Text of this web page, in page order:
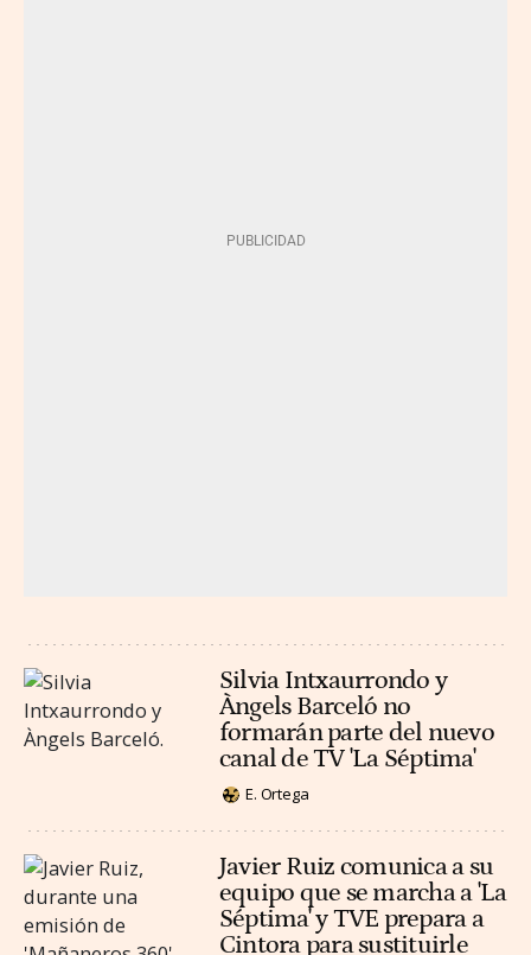
Silvia Intxaurrondo y
Àngels Barceló no
formarán parte del nuevo
canal de TV 'La Séptima'
E. Ortega
Javier Ruiz comunica a su
equipo que se marcha a 'La
Séptima' y TVE prepara a
Cintora para sustituirle